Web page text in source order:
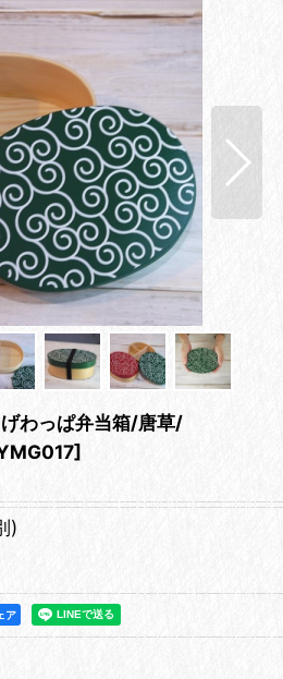
わっぱ弁当箱/唐草/
]
)
ア